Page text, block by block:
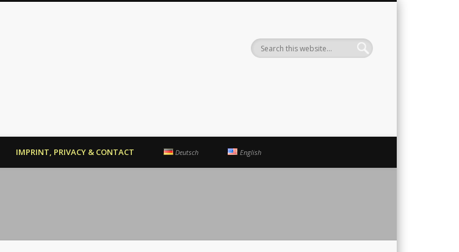
IMPRINT, PRIVACY & CONTACT Deutsch English